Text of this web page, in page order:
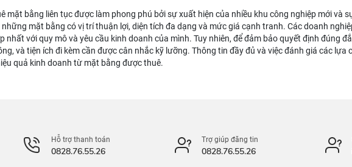
mặt bằng liên tục được làm phong phú bởi sự xuất hiện của nhiều khu công nghiệp mới và
mặt bằng có vị trí thuận lợi, diện tích đa dạng và mức giá cạnh tranh. Các doanh
với quy mô và yêu cầu kinh doanh của mình. Tuy nhiên, để đảm bảo quyết định đúng
và tiện ích đi kèm cần được cân nhắc kỹ lưỡng. Thông tin đầy đủ và việc đánh giá các lựa
quả kinh doanh từ mặt bằng được thuê.
Hỗ trợ thanh toán
0828.76.55.26
Trợ giúp đăng tin
0828.76.55.26